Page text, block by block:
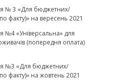
№ 3 «Для бюджетних/
факту)» на вересень 2021
№4 «Універсальна» для
(попередня оплата)
№3 «Для бюджетних/
факту)» на жовтень 2021